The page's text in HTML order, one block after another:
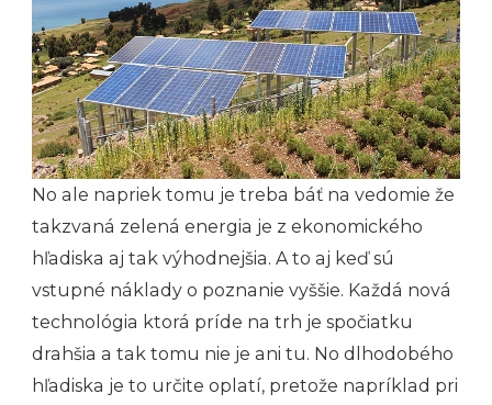
No ale napriek tomu je treba báť na vedomie že
takzvaná zelená energia je z ekonomického
hľadiska aj tak výhodnejšia. A to aj keď sú
vstupné náklady o poznanie vyššie. Každá nová
technológia ktorá príde na trh je spočiatku
drahšia a tak tomu nie je ani tu. No dlhodobého
hľadiska je to určite oplatí, pretože napríklad pri